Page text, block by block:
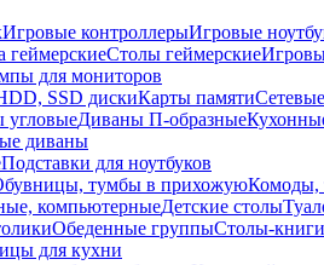
Игровые контроллерыИгровые
геймерскиеСтолы геймерские
для мониторов
SSD дискиКарты памяти
угловыеДиваны П-образные
диваны
Подставки для ноутбуков
тумбы в прихожуюКомоды,
компьютерныеДетские столы
Обеденные группыСтолы-книги
для кухни